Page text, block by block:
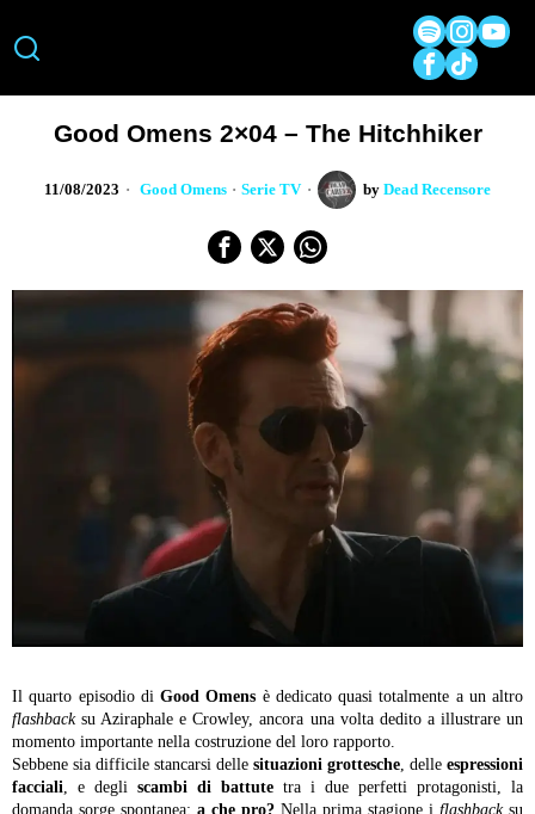
Good Omens 2×04 – The Hitchhiker
11/08/2023 Good Omens · Serie TV by Dead Recensore
Il quarto episodio di Good Omens è dedicato quasi totalmente a un altro
flashbacksu Aziraphale e Crowley, ancora una volta dedito a illustrare un
momento importante nella costruzione del loro rapporto.
Sebbene sia difficile stancarsi delle situazioni grottesche , delle espressioni
facciali , e degli scambi di battute tra i due perfetti protagonisti, la
domanda sorge spontanea: a che pro? Nella prima stagione i flashbacksu